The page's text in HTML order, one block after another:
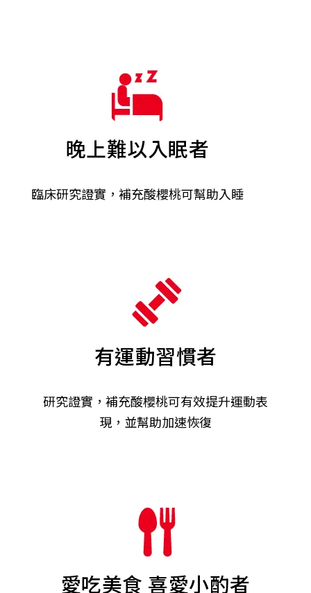
晚上難以入眠者
臨床研究證實，補充酸櫻桃可幫助入睡
有運動習慣者
研究證實，補充酸櫻桃可有效提升運動表
現，並幫助加速恢復
愛吃美食 喜愛小酌者